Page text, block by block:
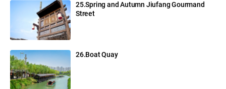
25.Spring and Autumn Jiufang Gourmand
Street
26.Boat Quay